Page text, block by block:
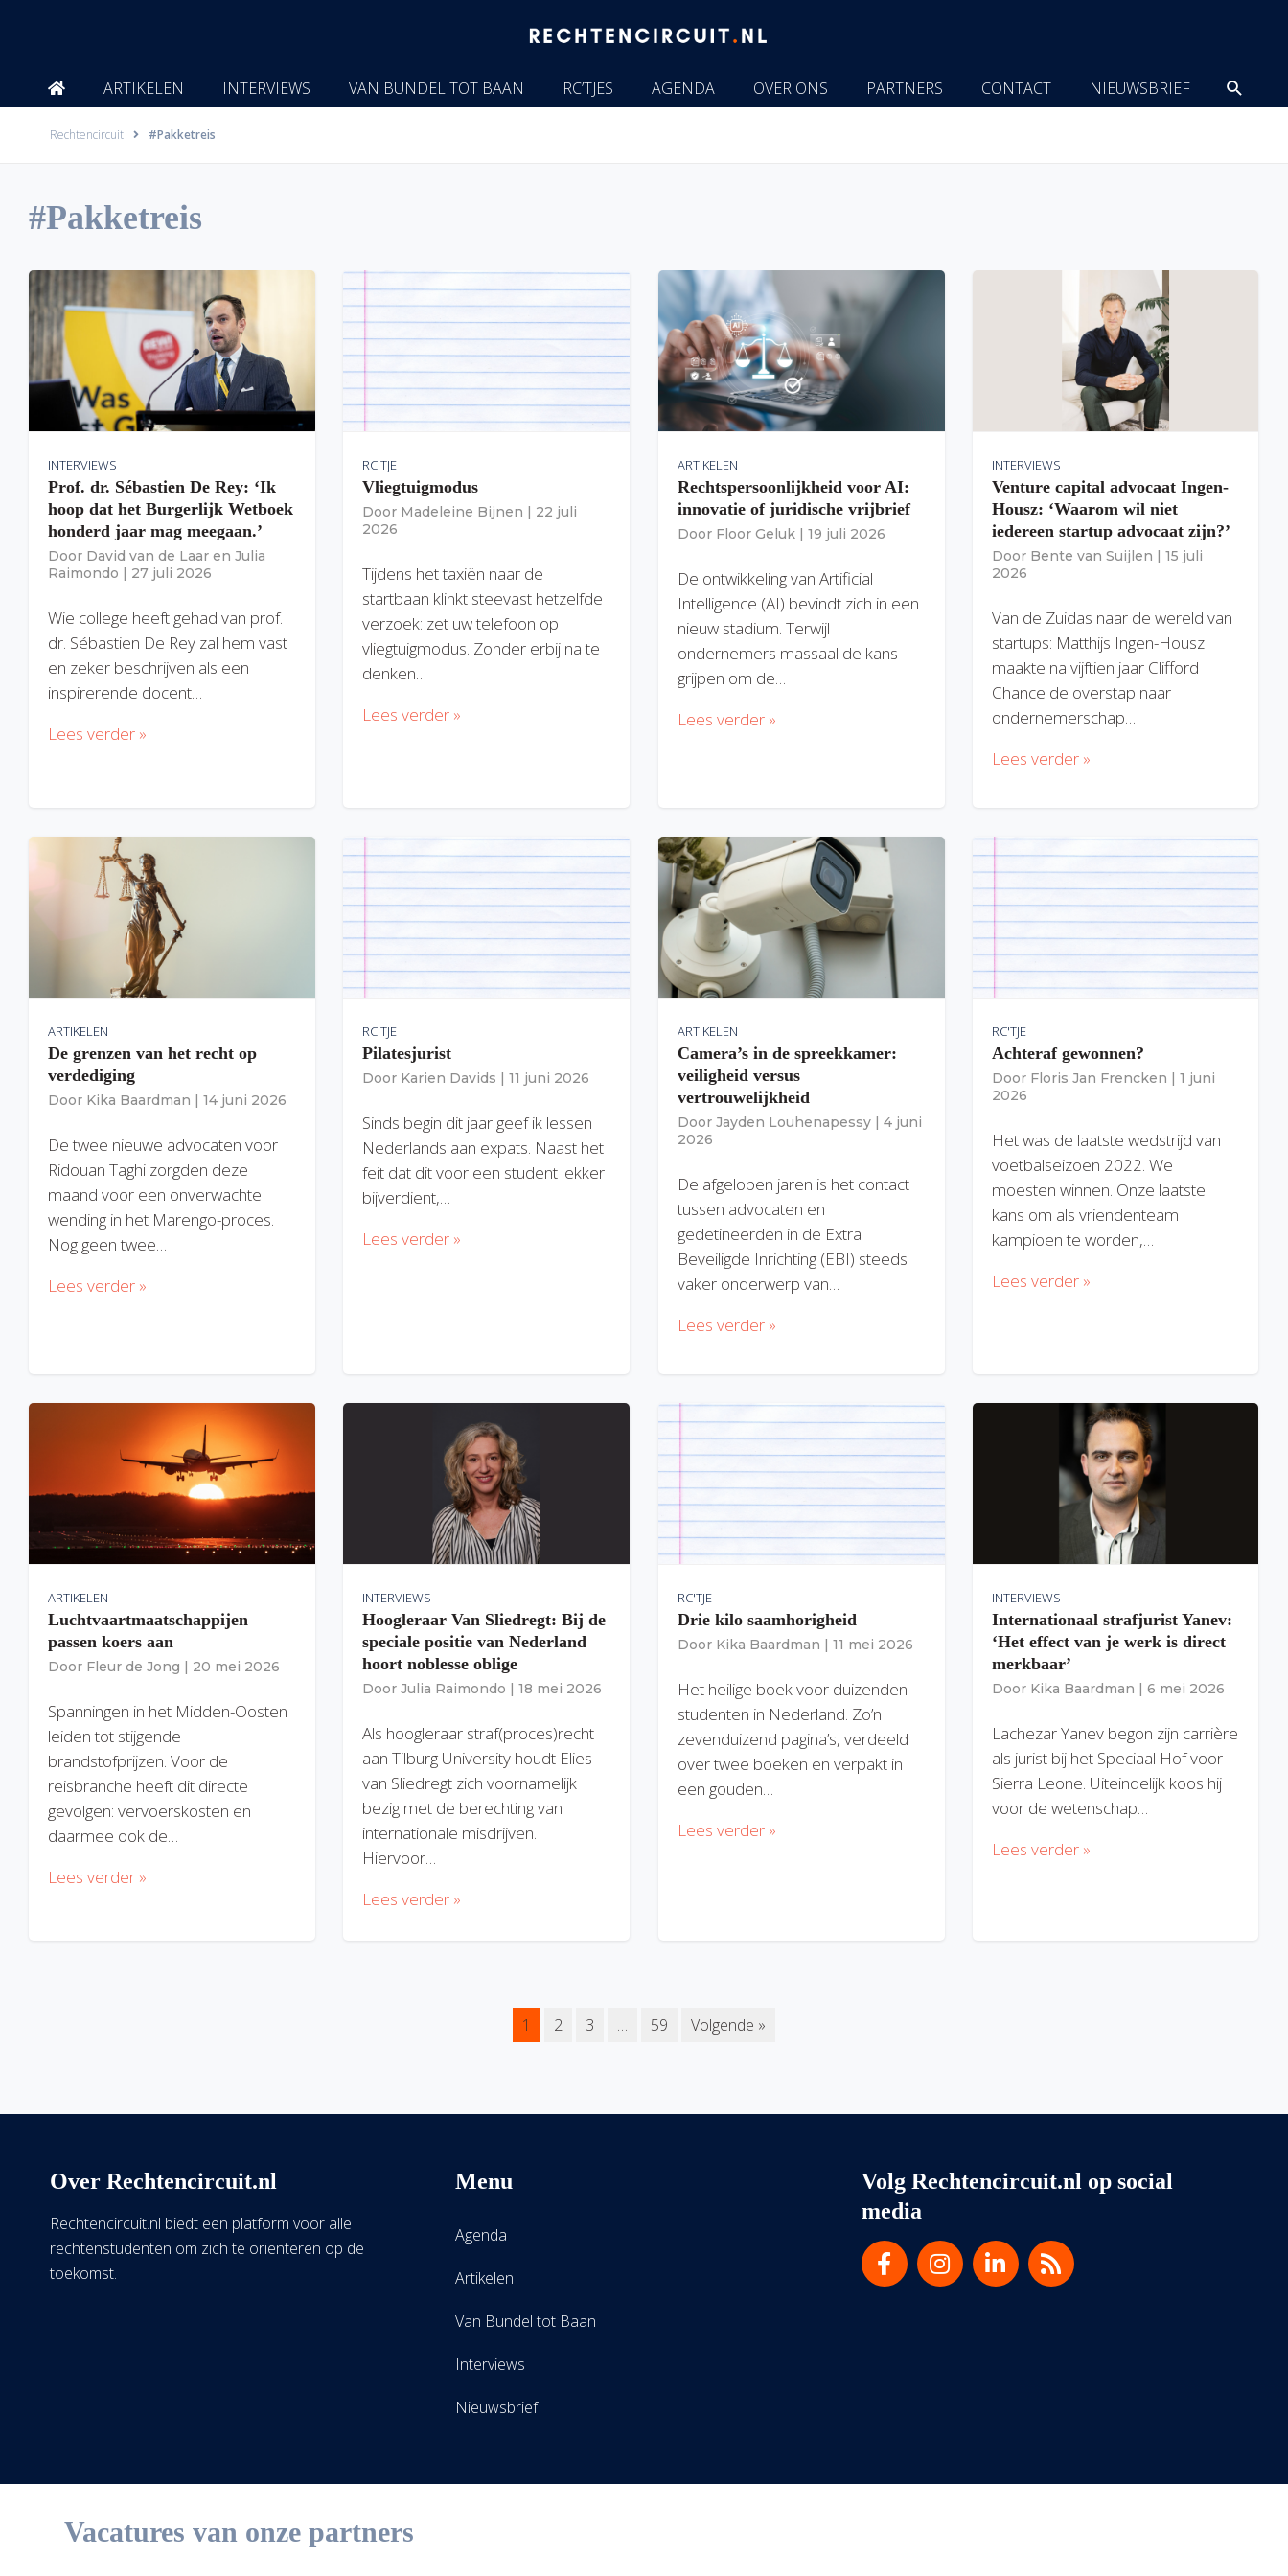
ARTIKELEN INTERVIEWS VAN BUNDEL TOT BAAN RC’TJES AGENDA OVER ONS PARTNERS CONTACT NIEUWSBRIEF
Rechtencircuit #Pakketreis
#Pakketreis
INTERVIEWS
Prof. dr. Sébastien De Rey: ‘Ik
hoop dat het Burgerlijk Wetboek
honderd jaar mag meegaan.’
Door David van de Laar en Julia
Raimondo | 27 juli 2026
Wie college heeft gehad van prof.
dr. Sébastien De Rey zal hem vast
en zeker beschrijven als een
inspirerende docent…
Lees verder »
RC'TJE
Vliegtuigmodus
Door Madeleine Bijnen | 22 juli
2026
Tijdens het taxiën naar de
startbaan klinkt steevast hetzelfde
verzoek: zet uw telefoon op
vliegtuigmodus. Zonder erbij na te
denken…
Lees verder »
ARTIKELEN
Rechtspersoonlijkheid voor AI:
innovatie of juridische vrijbrief
Door Floor Geluk | 19 juli 2026
De ontwikkeling van Artificial
Intelligence (AI) bevindt zich in een
nieuw stadium. Terwijl
ondernemers massaal de kans
grijpen om de…
Lees verder »
INTERVIEWS
Venture capital advocaat Ingen-
Housz: ‘Waarom wil niet
iedereen startup advocaat zijn?’
Door Bente van Suijlen | 15 juli
2026
Van de Zuidas naar de wereld van
startups: Matthijs Ingen-Housz
maakte na vijftien jaar Clifford
Chance de overstap naar
ondernemerschap…
Lees verder »
ARTIKELEN
De grenzen van het recht op
verdediging
Door Kika Baardman | 14 juni 2026
De twee nieuwe advocaten voor
Ridouan Taghi zorgden deze
maand voor een onverwachte
wending in het Marengo-proces.
Nog geen twee…
Lees verder »
RC'TJE
Pilatesjurist
Door Karien Davids | 11 juni 2026
Sinds begin dit jaar geef ik lessen
Nederlands aan expats. Naast het
feit dat dit voor een student lekker
bijverdient,…
Lees verder »
ARTIKELEN
Camera’s in de spreekkamer:
veiligheid versus
vertrouwelijkheid
Door Jayden Louhenapessy | 4 juni
2026
De afgelopen jaren is het contact
tussen advocaten en
gedetineerden in de Extra
Beveiligde Inrichting (EBI) steeds
vaker onderwerp van…
Lees verder »
RC'TJE
Achteraf gewonnen?
Door Floris Jan Frencken | 1 juni
2026
Het was de laatste wedstrijd van
voetbalseizoen 2022. We
moesten winnen. Onze laatste
kans om als vriendenteam
kampioen te worden,…
Lees verder »
ARTIKELEN
Luchtvaartmaatschappijen
passen koers aan
Door Fleur de Jong | 20 mei 2026
Spanningen in het Midden-Oosten
leiden tot stijgende
brandstofprijzen. Voor de
reisbranche heeft dit directe
gevolgen: vervoerskosten en
daarmee ook de…
Lees verder »
INTERVIEWS
Hoogleraar Van Sliedregt: Bij de
speciale positie van Nederland
hoort noblesse oblige
Door Julia Raimondo | 18 mei 2026
Als hoogleraar straf(proces)recht
aan Tilburg University houdt Elies
van Sliedregt zich voornamelijk
bezig met de berechting van
internationale misdrijven.
Hiervoor…
Lees verder »
RC'TJE
Drie kilo saamhorigheid
Door Kika Baardman | 11 mei 2026
Het heilige boek voor duizenden
studenten in Nederland. Zo’n
zevenduizend pagina’s, verdeeld
over twee boeken en verpakt in
een gouden…
Lees verder »
INTERVIEWS
Internationaal strafjurist Yanev:
‘Het effect van je werk is direct
merkbaar’
Door Kika Baardman | 6 mei 2026
Lachezar Yanev begon zijn carrière
als jurist bij het Speciaal Hof voor
Sierra Leone. Uiteindelijk koos hij
voor de wetenschap…
Lees verder »
1 2 3 … 59 Volgende »
Over Rechtencircuit.nl
Rechtencircuit.nl biedt een platform voor alle
rechtenstudenten om zich te oriënteren op de
toekomst.
Menu
Agenda
Artikelen
Van Bundel tot Baan
Interviews
Nieuwsbrief
Volg Rechtencircuit.nl op social
media
Vacatures van onze partners